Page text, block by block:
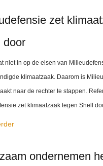
zet
door
niet in op de eisen van
klimaatzaak. Daarom is
naar de rechter te stappen.
zet klimaatzaak tegen Shell
ondernemen